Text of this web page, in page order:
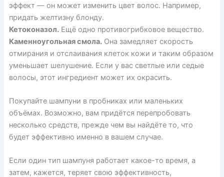
эффект — он может изменить цвет волос. Например,
придать желтизну блонду.
Кетоконазол.Ещё одно противогрибковое вещество.
Каменноугольная смола.Она замедляет скорость
отмирания и отслаивания клеток кожи и таким образом
уменьшает шелушение. Если у вас светлые или седые
волосы, этот ингредиент может их окрасить.
Покупайте шампуни в пробниках или маленьких
объёмах. Возможно, вам придётся перепробовать
несколько средств, прежде чем вы найдёте то, что
будет эффективно именно в вашем случае.
Если один тип шампуня работает какое-то время, а
затем, кажется, теряет свою эффективность,